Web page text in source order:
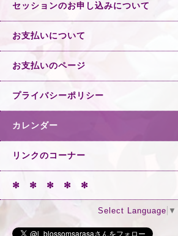
セッションのお申し込みについて
お支払いについて
お支払いのページ
プライバシーポリシー
カレンダー
リンクのコーナー
✻ ✻ ✻ ✻ ✻
Select Language ▼